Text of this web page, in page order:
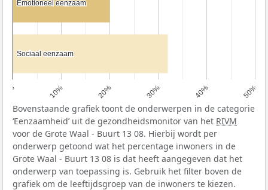
0% 10% 20% 30% 40% 50%
Emotioneel eenzaam
Emotioneel eenzaam
Sociaal eenzaam
Sociaal eenzaam
Bovenstaande grafiek toont de onderwerpen in de categorie
‘Eenzaamheid’ uit de gezondheidsmonitor van het RIVM
voor de Grote Waal - Buurt 13 08. Hierbij wordt per
onderwerp getoond wat het percentage inwoners in de
Grote Waal - Buurt 13 08 is dat heeft aangegeven dat het
onderwerp van toepassing is. Gebruik het filter boven de
grafiek om de leeftijdsgroep van de inwoners te kiezen.